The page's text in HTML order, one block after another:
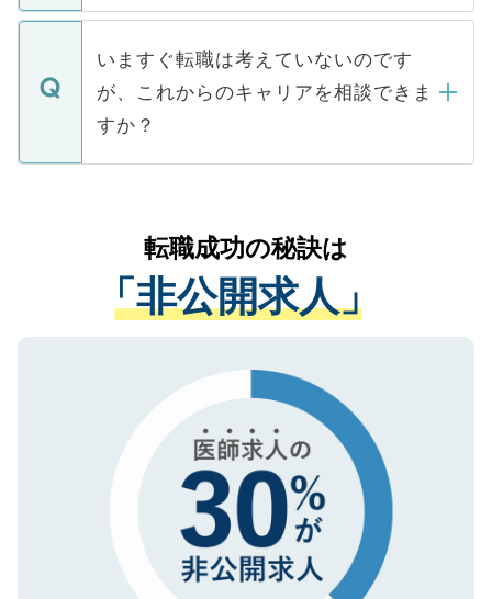
関を公にしてしまうと、応募が殺到する場
に、医療機関が求める条件に合った人材の
みを人材紹介会社に依頼するケースが増え
ています。
定を承諾する必要はありません。内定先へ
の辞退の連絡はキャリアパートナーが行い
個人情報が漏えいすることはありませんの
で、ご安心ください。当サイトからの登録
などで収集したご登録者様の個人情報は、
ご本人のキャリアアップおよび転職活動の
支援を目的に使用いたします。お預かりし
ているすべての個人データはご本人の許可
は、個人情報の取り扱いについての厳密な
管理基準を満たした事業者のみに付与され
る、プライバシーマークを取得済みです。
で、機密保持に関してもご安心ください。
いますぐ転職は考えていないのです
が、これからのキャリアを相談できま
すか？
かがいして、現在の医療機関の状況や紹介
経験をまじえながら、適切なアドバイスを
させていただきます。すぐにご転職をされ
ない方には、長期的なサポートが可能です
ので、まずはご登録ください。
転職成功の秘訣は
「非公開求人」